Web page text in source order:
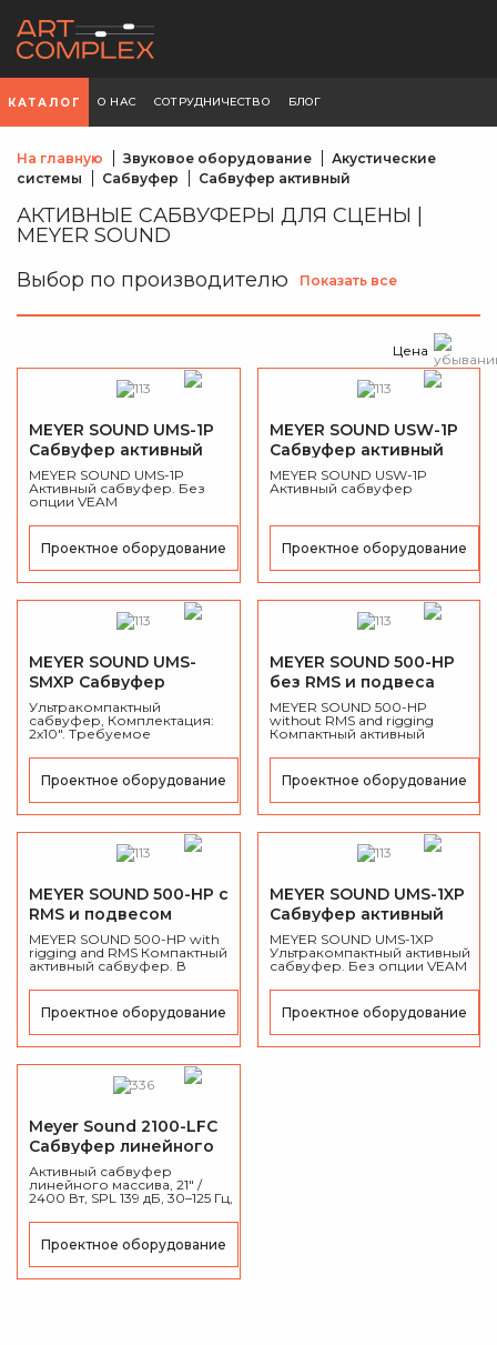
КАТАЛОГ О НАС СОТРУДНИЧЕСТВО БЛОГ
На главную Звуковое оборудование
Акустические
системы
Сабвуфер Сабвуфер активный
АКТИВНЫЕ САБВУФЕРЫ ДЛЯ СЦЕНЫ |
MEYER SOUND
Выбор по производителю
Показать все
Цена
MEYER SOUND UMS-1P
Сабвуфер активный
MEYER SOUND UMS-1P
Активный сабвуфер. Без
опции VEAM
Проектное оборудование
MEYER SOUND USW-1P
Сабвуфер активный
MEYER SOUND USW-1P
Активный сабвуфер
Проектное оборудование
MEYER SOUND UMS-
SMXP Сабвуфер
активный
Ультракомпактный
сабвуфер, Комплектация:
2х10". Требуемое
(постоянный ток). Мощность:
450 Вт, максимальное
давление 127 дБ/м,
Проектное оборудование
MEYER SOUND 500-HP
без RMS и подвеса
Сабвуфер активный
MEYER SOUND 500-HP
without RMS and rigging
Компактный активный
подвеса к раме и без RMS
Проектное оборудование
MEYER SOUND 500-HP с
RMS и подвесом
Сабвуфер активный
MEYER SOUND 500-HP with
rigging and RMS Компактный
активный сабвуфер. В
элементами подвеса к раме.
Проектное оборудование
MEYER SOUND UMS-1XP
Сабвуфер активный
MEYER SOUND UMS-1XP
Ультракомпактный активный
сабвуфер. Без опции VEAM
Проектное оборудование
Meyer Sound 2100-LFC
Сабвуфер линейного
массива
Активный сабвуфер
линейного массива, 21" /
2400 Вт, SPL 139 дБ, 30–125 Гц,
AVB, IP55, 106,6 кг.
Проектное оборудование